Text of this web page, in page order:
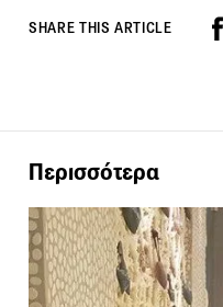
SHARE THIS ARTICLE
Περισσότερα